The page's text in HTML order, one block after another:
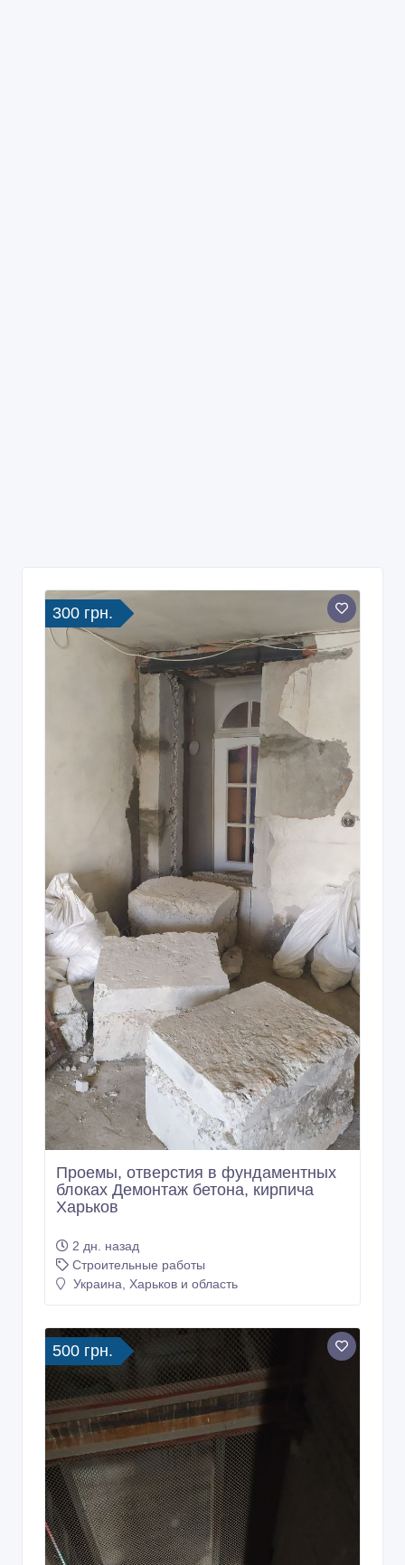
300 грн.
Проемы, отверстия в фундаментных
блоках Демонтаж бетона, кирпича
Харьков
2 дн. назад
Строительные работы
Украина, Харьков и область
500 грн.